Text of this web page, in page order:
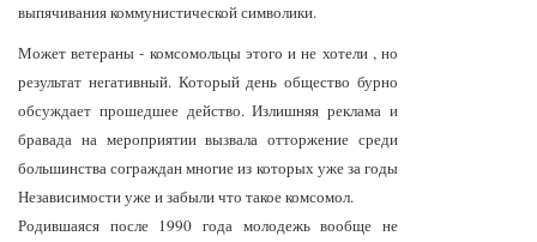
выпячивания коммунистической символики.
Может ветераны - комсомольцы этого и не хотели , но
результат негативный. Который день общество бурно
обсуждает прошедшее действо. Излишняя реклама и
бравада на мероприятии вызвала отторжение среди
большинства сограждан многие из которых уже за годы
Независимости уже и забыли что такое комсомол.
Родившаяся после 1990 года молодежь вообще не